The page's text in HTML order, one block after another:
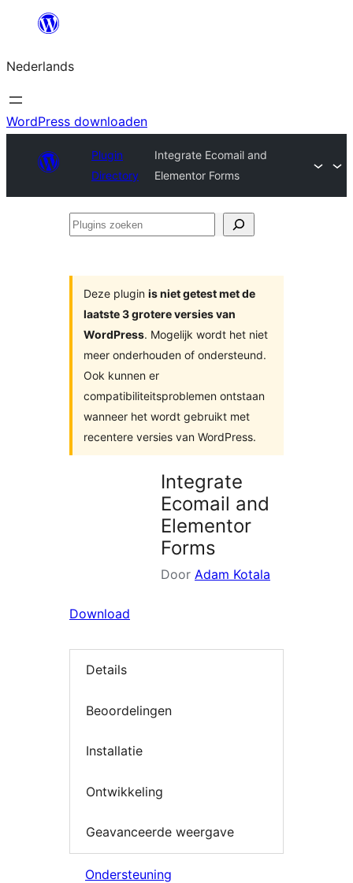
de
inhoud
Nederlands
WordPress downloaden
Plugin
Directory
Integrate Ecomail and
Elementor Forms
Plugins
Deze plugin is niet getest met de
laatste 3 grotere versies van
WordPress. Mogelijk wordt het niet
meer onderhouden of ondersteund.
Ook kunnen er
compatibiliteitsproblemen ontstaan
wanneer het wordt gebruikt met
recentere versies van WordPress.
Integrate
Ecomail and
Elementor
Forms
Door Adam Kotala
Download
Details
Beoordelingen
Installatie
Ontwikkeling
Geavanceerde weergave
Ondersteuning